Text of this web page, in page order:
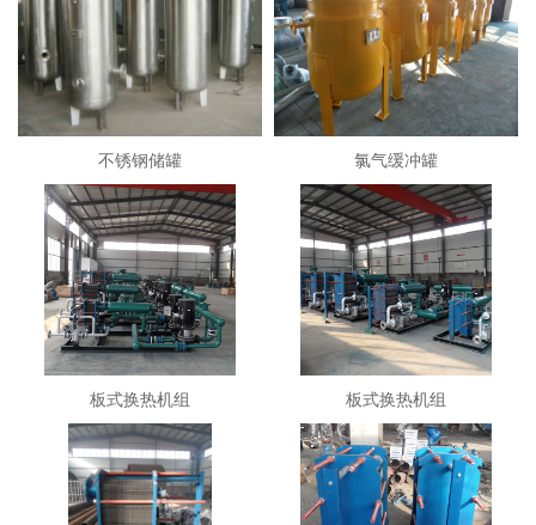
不锈钢储罐 氯气缓冲罐
板式换热机组 板式换热机组